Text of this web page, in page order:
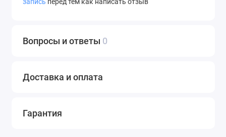
Вопросы и ответы 0
Доставка и оплата
Гарантия